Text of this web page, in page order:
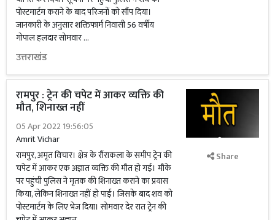
पोस्टमार्टम कराने के बाद परिजनों को सौंप दिया।
जानकारी के अनुसार शक्तिफार्म निवासी 56 वर्षीय
गोपाल हलदार सोमवार …
उत्तराखंड
रामपुर : ट्रेन की चपेट में आकर व्यक्ति की
मौत, शिनाख्त नहीं
05 Apr 2022 19:56:05
Amrit Vichar
रामपुर, अमृत विचार। क्षेत्र के रौंराकला के समीप ट्रेन की
चपेट में आकर एक अज्ञात व्यक्ति की मौत हो गई। मौके
पर पहुंची पुलिस ने मृतक की शिनाख्त कराने का प्रयास
किया, लेकिन शिनाख्त नहीं हो पाई। जिसके बाद शव को
पोस्टमार्टम के लिए भेज दिया। सोमवार देर रात ट्रेन की
Share